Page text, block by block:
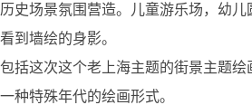
历史场景氛围营造。儿童游乐场，幼
看到墙绘的身影。
包括这次这个老上海主题的街景主题
一种特殊年代的绘画形式。